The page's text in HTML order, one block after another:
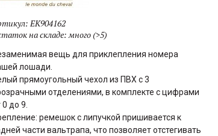
EK904162
на складе:много (>5)
вещь для приклепления номера
лошади.
прямоугольный чехол из ПВХ с 3
отделениями, в комплекте с цифрами
0 до 9.
ремешок с липучкой пришивается к
части вальтрапа, что позволяет отстегивать